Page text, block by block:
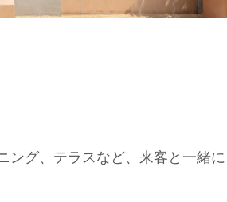
ング、テラスなど、来客と一緒に